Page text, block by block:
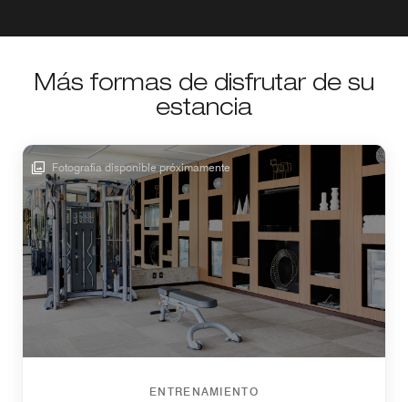
Más formas de disfrutar de su
estancia
Fotografía disponible próximamente
ENTRENAMIENTO